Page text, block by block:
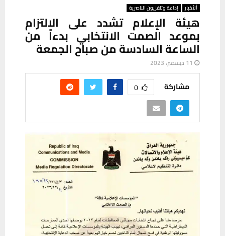
ألأخبار إذاعة وتلفزيون الناصرية
هيئة الإعلام تشدد على الالتزام
بموعد الصمت الانتخابي بدءاً من
الساعة السادسة من صباح الجمعة
11 ديسمبر، 2023
مشاركة 0